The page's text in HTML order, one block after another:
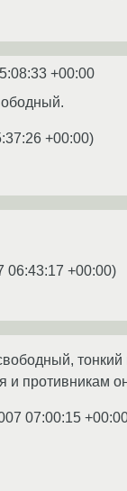
+00:00
+00:00)
06:43:17 +00:00)
и противникам
07:00:15